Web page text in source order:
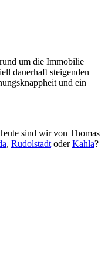
rund um die Immobilie
dauerhaft steigenden
und ein
sind wir von Thomas
, Rudolstadt oderKahla?